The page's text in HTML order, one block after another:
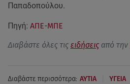
Παπαδοπούλου.
Πηγή: ΑΠΕ-ΜΠΕ
Διαβάστε όλες τις ειδήσεις από την
Διαβάστε περισσότερα: ΑΥΤΙΑ ΥΓΕΙΑ